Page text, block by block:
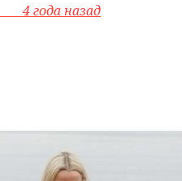
4 года назад